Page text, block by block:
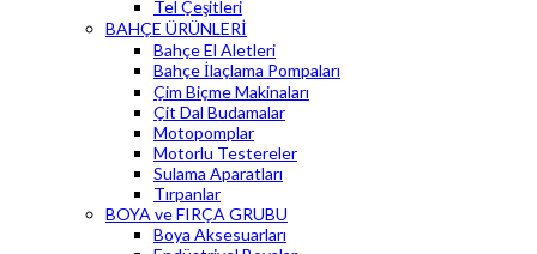
Tel Çeşitleri
BAHÇE ÜRÜNLERİ
Bahçe El Aletleri
Bahçe İlaçlama Pompaları
Çim Biçme Makinaları
Çit Dal Budamalar
Motopomplar
Motorlu Testereler
Sulama Aparatları
Tırpanlar
BOYA ve FIRÇA GRUBU
Boya Aksesuarları